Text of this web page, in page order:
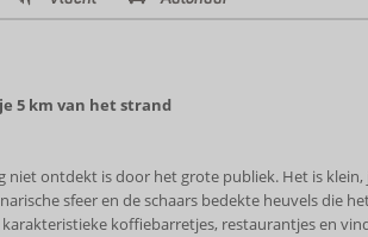
5 km van het strand
ontdekt is door het grote publiek. Het is
sfeer en de schaars bedekte heuvels die
koffiebarretjes, restaurantjes en